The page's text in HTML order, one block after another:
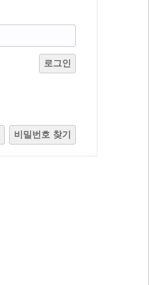
로그인
비밀번호 찾기